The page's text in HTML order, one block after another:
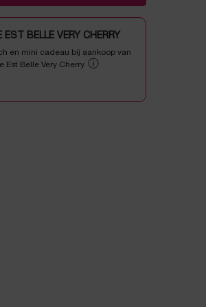
EST BELLE VERY CHERRY
en mini cadeau bij aankoop van
Est Belle Very Cherry. ⓘ